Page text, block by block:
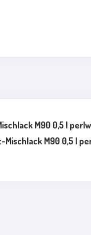
M90 0,5 l
M90 0,5 l